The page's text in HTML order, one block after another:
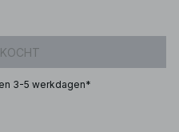
3-5 werkdagen*